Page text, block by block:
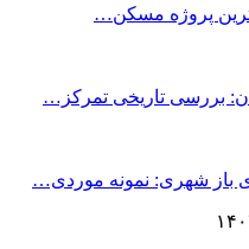
پروژه مسکن…
بررسی تاریخی تمرکز…
باز شهری: نمونه موردی…